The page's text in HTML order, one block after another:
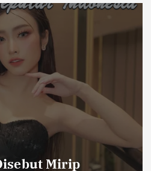
Mirip